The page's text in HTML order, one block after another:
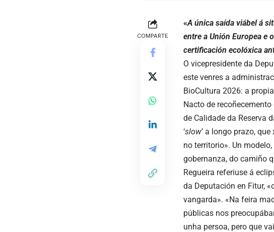
COMPARTE
«A única saída viábel á
entre a Unión Europea e
certificación ecolóxica
O vicepresidente da
este venres a
BioCultura 2026: a
Nacto de
de Calidade da Reserva
‘slow’ a longo prazo,
no territorio». Un
gobernanza, do camiño
Regueira referiuse á
da Deputación en Fitur,
vangarda». «Na feira
públicas nos
unha persoa, pero que